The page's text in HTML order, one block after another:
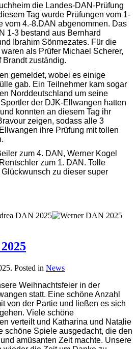
die Landes-DAN-Prüfung
Tag wurde Prüfungen vom 1-
vom 4.-8.DAN abgenommen. Das
1-3 bestand aus Bernhard
Ibrahim Sönmezates. Für die
als Prüfer Michael Scherer,
Brandt zuständig.
gemeldet, wobei es einige
gab. Ein Teilnehmer kam sogar
Norddeutschland um seine
der DJK-Ellwangen hatten
konnten an diesem Tag ihr
zeigen, sodass alle 3
ihre Prüfung mit tollen
zum 4. DAN, Werner Kogel
zum 1. DAN. Tolle
zu dieser super
. Posted in News
Weihnachtsfeier in der
statt. Eine schöne Anzahl
von der Partie und ließen es sich
Viele schöne
verteilt und Katharina und Natalie
schöne Spiele ausgedacht, die den
amüsanten Zeit machte. Unsere